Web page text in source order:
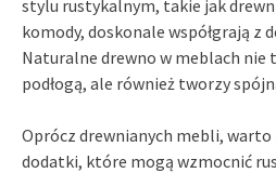
stylu rustykalnym, takie jak
komody, doskonale współgrają z
Naturalne drewno w meblach nie
podłogą, ale również tworzy
Oprócz drewnianych mebli, warto
dodatki, które mogą wzmocnić